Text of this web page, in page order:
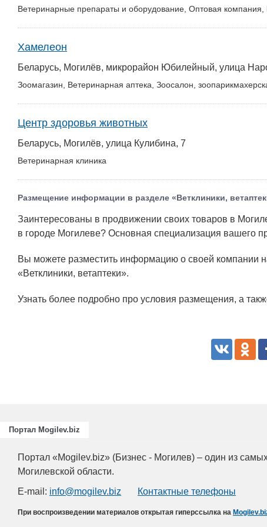
Ветеринарные препараты и оборудование, Оптовая компания,
Хамелеон
Беларусь, Могилёв, микрорайон Юбилейный, улица
Зоомагазин, Ветеринарная аптека, Зоосалон,
Центр здоровья животных
Беларусь, Могилёв, улица Кулибина, 7
Ветеринарная клиника
Размещение информации в разделе «Ветклиники,
Заинтересованы в продвижении своих товаров в
в городе Могилеве? Основная специализация вашего
Вы можете разместить информацию о своей компании
«Ветклиники, ветаптеки».
Узнать более подробно про условия размещения, а
Портал Mogilev.biz
Портал «Mogilev.biz» (Бизнес - Могилев) – один из
Могилевской области.
E-mail: info@mogilev.biz Контактные телефоны
При воспроизведении материалов открытая гиперссылка на